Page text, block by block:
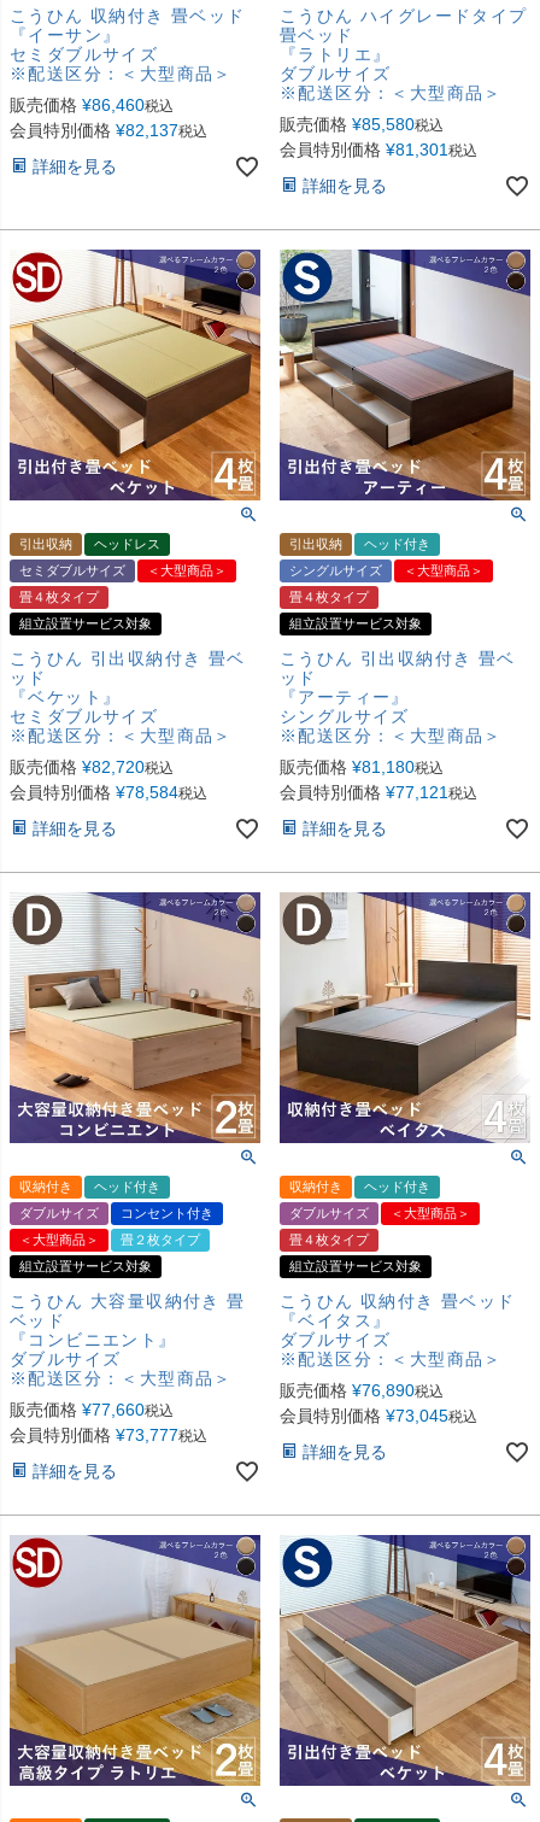
こうひん 収納付き 畳ベッド
『イーサン』
セミダブルサイズ
※配送区分：＜大型商品＞
販売価格 ¥86,460税込
会員特別価格 ¥82,137税込
詳細を見る
こうひん ハイグレードタイプ
畳ベッド
『ラトリエ』
ダブルサイズ
※配送区分：＜大型商品＞
販売価格 ¥85,580税込
会員特別価格 ¥81,301 税込
詳細を見る
引出収納
ヘッドレス
セミダブルサイズ
＜大型商品＞
畳４枚タイプ
組立設置サービス対象
こうひん 引出収納付き 畳ベ
ッド
『ベケット』
セミダブルサイズ
※配送区分：＜大型商品＞
販売価格 ¥82,720税込
会員特別価格 ¥78,584税込
詳細を見る
引出収納
ヘッド付き
シングルサイズ
＜大型商品＞
畳４枚タイプ
組立設置サービス対象
こうひん 引出収納付き 畳ベ
ッド
『アーティー』
シングルサイズ
※配送区分：＜大型商品＞
販売価格 ¥81,180税込
会員特別価格 ¥77,121 税込
詳細を見る
収納付き
ヘッド付き
ダブルサイズ
コンセント付き
＜大型商品＞
畳２枚タイプ
組立設置サービス対象
こうひん 大容量収納付き 畳
ベッド
『コンビニエント』
ダブルサイズ
※配送区分：＜大型商品＞
販売価格 ¥77,660税込
会員特別価格 ¥73,777税込
詳細を見る
収納付き
ヘッド付き
ダブルサイズ
＜大型商品＞
畳４枚タイプ
組立設置サービス対象
こうひん 収納付き 畳ベッド
『ベイタス』
ダブルサイズ
※配送区分：＜大型商品＞
販売価格 ¥76,890税込
会員特別価格 ¥73,045税込
詳細を見る